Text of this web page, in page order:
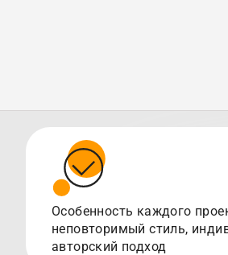
Особенность каждого
неповторимый стиль,
авторский подход